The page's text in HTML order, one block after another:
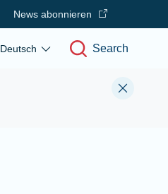
News abonnieren
Deutsch Search